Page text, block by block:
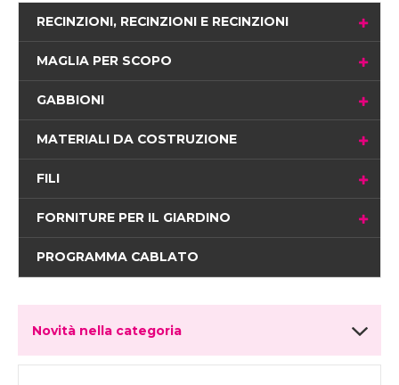
RECINZIONI, RECINZIONI E RECINZIONI
MAGLIA PER SCOPO
GABBIONI
MATERIALI DA COSTRUZIONE
FILI
FORNITURE PER IL GIARDINO
PROGRAMMA CABLATO
Novità nella categoria